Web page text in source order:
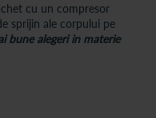
cu un compresor
sprijin ale corpului pe
bune alegeri in materie